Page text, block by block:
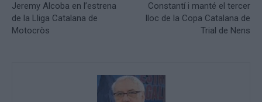
Jeremy Alcoba en l’estrena
de la Lliga Catalana de
Motocròs
Constantí i manté el tercer
lloc de la Copa Catalana de
Trial de Nens